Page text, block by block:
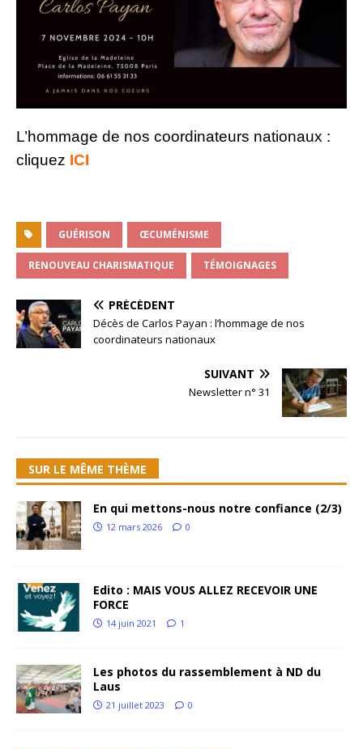
L’hommage de nos coordinateurs nationaux :
cliquez ICI
GUÉRISON ŒCUMÉNISME
RENOUVEAU CHARISMATIQUE TÉMOIGNAGES
PRÉCÉDENT
Décès de Carlos Payan : l’hommage de nos
coordinateurs nationaux
SUIVANT
Newsletter n° 31
SUR LE MÊME THÈME
En qui mettons-nous notre confiance (2/3)
12 mars 2026 0
Edito : MAIS VOUS ALLEZ RECEVOIR UNE
FORCE
14 juin 2021 1
Les photos du rassemblement à ND du
Laus
21 juillet 2023 0